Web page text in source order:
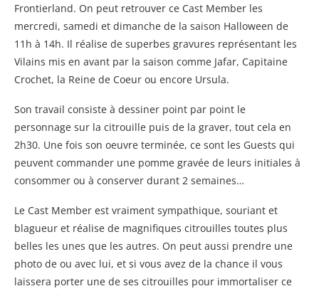
Frontierland. On peut retrouver ce Cast Member les
mercredi, samedi et dimanche de la saison Halloween de
11h à 14h. Il réalise de superbes gravures représentant les
Vilains mis en avant par la saison comme Jafar, Capitaine
Crochet, la Reine de Coeur ou encore Ursula.
Son travail consiste à dessiner point par point le
personnage sur la citrouille puis de la graver, tout cela en
2h30. Une fois son oeuvre terminée, ce sont les Guests qui
peuvent commander une pomme gravée de leurs initiales à
consommer ou à conserver durant 2 semaines…
Le Cast Member est vraiment sympathique, souriant et
blagueur et réalise de magnifiques citrouilles toutes plus
belles les unes que les autres. On peut aussi prendre une
photo de ou avec lui, et si vous avez de la chance il vous
laissera porter une de ses citrouilles pour immortaliser ce